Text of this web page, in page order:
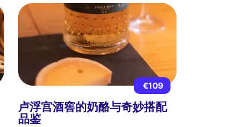
€109
卢浮宫酒窖的奶酪与奇妙搭配
品鉴